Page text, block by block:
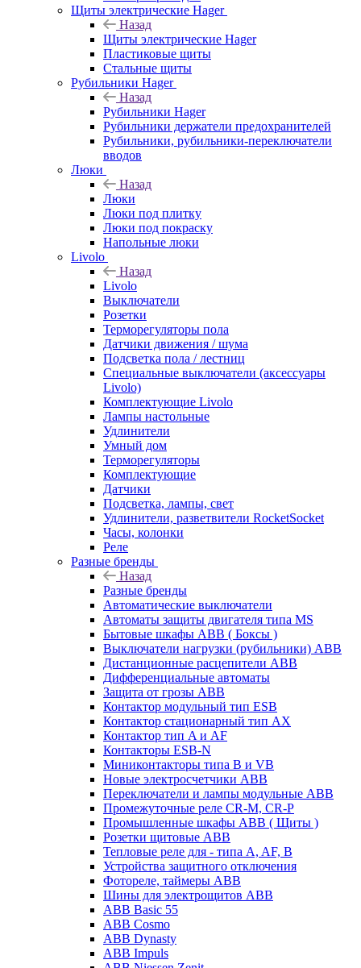
Щиты электрические Hager
Назад
Щиты электрические Hager
Пластиковые щиты
Стальные щиты
Рубильники Hager
Назад
Рубильники Hager
Рубильники держатели предохранителей
Рубильники, рубильники-переключатели
вводов
Люки
Назад
Люки
Люки под плитку
Люки под покраску
Напольные люки
Livolo
Назад
Livolo
Выключатели
Розетки
Терморегуляторы пола
Датчики движения / шума
Подсветка пола / лестниц
Специальные выключатели (аксессуары
Livolo)
Комплектующие Livolo
Лампы настольные
Удлинители
Умный дом
Терморегуляторы
Комплектующие
Датчики
Подсветка, лампы, свет
Удлинители, разветвители RocketSocket
Часы, колонки
Реле
Разные бренды
Назад
Разные бренды
Автоматические выключатели
Автоматы защиты двигателя типа MS
Бытовые шкафы ABB ( Боксы )
Выключатели нагрузки (рубильники) ABB
Дистанционные расцепители ABB
Дифференциальные автоматы
Защита от грозы ABB
Контактор модульный тип ESB
Контактор стационарный тип AX
Контактор тип A и AF
Контакторы ESB-N
Миниконтакторы типа B и VB
Новые электросчетчики ABB
Переключатели и лампы модульные ABB
Промежуточные реле CR-M, CR-P
Промышленные шкафы ABB ( Щиты )
Розетки щитовые ABB
Тепловые реле для - типа A, AF, B
Устройства защитного отключения
Фотореле, таймеры ABB
Шины для электрощитов АВВ
ABB Basic 55
ABB Cosmo
ABB Dynasty
ABB Impuls